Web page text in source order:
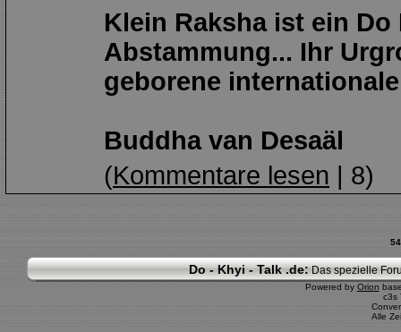
Klein Raksha ist ein
Abstammung... Ihr
geborene
Buddha van Desaäl
(Kommentare lesen | 8)
Do - Khyi - Talk .de: Das spezielle
Powered by Orion
c3s
Alle